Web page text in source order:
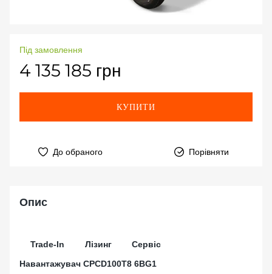
Під замовлення
4 135 185 грн
КУПИТИ
До обраного Порівняти
Опис
Trade-In Лізинг
Сервіс
Навантажувач CPCD100T8 6BG1